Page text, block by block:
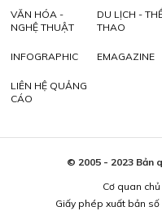
VĂN HÓA -
NGHỆ THUẬT
DU LỊCH -
THAO
INFOGRAPHIC EMAGAZINE
LIÊN HỆ QUẢNG
CÁO
© 2005 - 2023 Bản
Cơ quan
Giấy phép xuất bản số